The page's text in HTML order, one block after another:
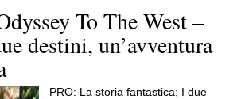
To The West –
destini, un’avventura
PRO: La storia fantastica; I due